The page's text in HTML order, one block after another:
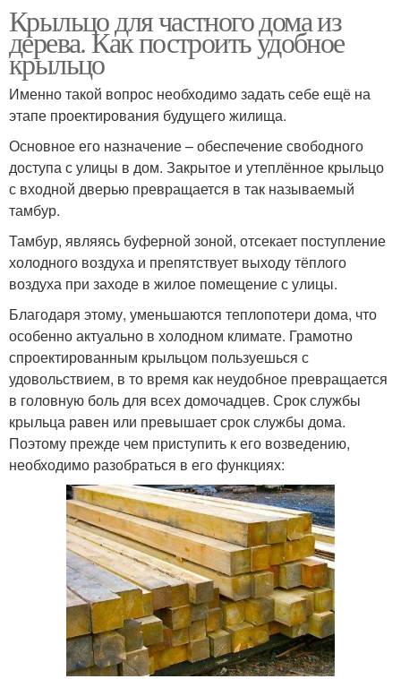
Крыльцо для частного дома из
дерева. Как построить удобное
крыльцо
Именно такой вопрос необходимо задать себе ещё на
этапе проектирования будущего жилища.
Основное его назначение – обеспечение свободного
доступа с улицы в дом. Закрытое и утеплённое крыльцо
с входной дверью превращается в так называемый
тамбур.
Тамбур, являясь буферной зоной, отсекает поступление
холодного воздуха и препятствует выходу тёплого
воздуха при заходе в жилое помещение с улицы.
Благодаря этому, уменьшаются теплопотери дома, что
особенно актуально в холодном климате. Грамотно
спроектированным крыльцом пользуешься с
удовольствием, в то время как неудобное превращается
в головную боль для всех домочадцев. Срок службы
крыльца равен или превышает срок службы дома.
Поэтому прежде чем приступить к его возведению,
необходимо разобраться в его функциях: